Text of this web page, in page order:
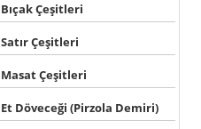
Bıçak Çeşitleri
Satır Çeşitleri
Masat Çeşitleri
Et Döveceği (Pirzola Demiri)